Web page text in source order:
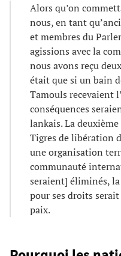
Alors qu’on
nous, en tant
et membres du
agissions avec la
nous avons reçu
était que si un bain
Tamouls recevaient
conséquences
lankais. La
Tigres de libération
une organisation
communauté
seraient] éliminés,
pour ses droits
paix.